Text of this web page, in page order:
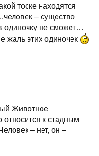
тоске находятся
– существо
одиночку не сможет…
жаль этих одиночек
Животное
относится к стадным
– нет, он –